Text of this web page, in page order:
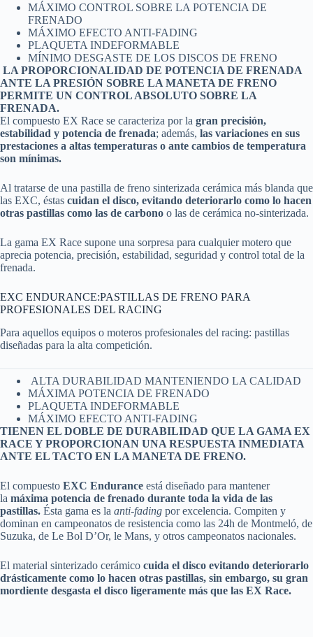
MÁXIMO CONTROL SOBRE LA POTENCIA DE
FRENADO
MÁXIMO EFECTO ANTI-FADING
PLAQUETA INDEFORMABLE
MÍNIMO DESGASTE DE LOS DISCOS DE FRENO
LA PROPORCIONALIDAD DE POTENCIA DE FRENADA
ANTE LA PRESIÓN SOBRE LA MANETA DE FRENO
PERMITE UN CONTROL ABSOLUTO SOBRE LA
FRENADA.
El compuesto EX Race se caracteriza por la gran precisión,
estabilidad y potencia de frenada; además, las variaciones en sus
prestaciones a altas temperaturas o ante cambios de temperatura
son mínimas.
Al tratarse de una pastilla de freno sinterizada cerámica más blanda que
las EXC, éstas cuidan el disco, evitando deteriorarlo como lo hacen
otras pastillas como las de carbono o las de cerámica no-sinterizada.
La gama EX Race supone una sorpresa para cualquier motero que
aprecia potencia, precisión, estabilidad, seguridad y control total de la
frenada.
EXC ENDURANCE:PASTILLAS DE FRENO PARA
PROFESIONALES DEL RACING
Para aquellos equipos o moteros profesionales del racing: pastillas
diseñadas para la alta competición.
ALTA DURABILIDAD MANTENIENDO LA CALIDAD
MÁXIMA POTENCIA DE FRENADO
PLAQUETA INDEFORMABLE
MÁXIMO EFECTO ANTI-FADING
TIENEN EL DOBLE DE DURABILIDAD QUE LA GAMA EX
RACE Y PROPORCIONAN UNA RESPUESTA INMEDIATA
ANTE EL TACTO EN LA MANETA DE FRENO.
El compuesto EXC Endurance está diseñado para mantener
la máxima potencia de frenado durante toda la vida de las
pastillas. Ésta gama es la anti-fading por excelencia. Compiten y
dominan en campeonatos de resistencia como las 24h de Montmeló, de
Suzuka, de Le Bol D’Or, le Mans, y otros campeonatos nacionales.
El material sinterizado cerámico cuida el disco evitando deteriorarlo
drásticamente como lo hacen otras pastillas, sin embargo, su gran
mordiente desgasta el disco ligeramente más que las EX Race.